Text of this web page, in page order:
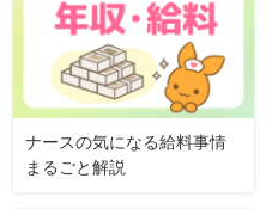
ナースの気になる給料事情
まるごと解説